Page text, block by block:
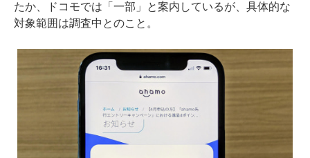
たか、ドコモでは「一部」と案内しているが、具体的な
対象範囲は調査中とのこと。